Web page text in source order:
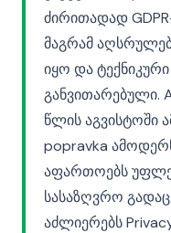
ძირითადად
მაგრამ
იყო და
განვითარებული.
წლის აგვისტოში
popravka
აფართოებს
სასაზღვრო
აძლიერებს